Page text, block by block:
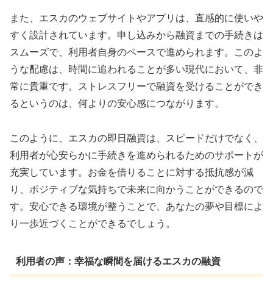
また、エスカのウェブサイトやアプリは、直感的に使いや
すく設計されています。申し込みから融資までの手続きは
スムーズで、利用者自身のペースで進められます。このよ
うな配慮は、時間に追われることが多い現代において、非
常に貴重です。ストレスフリーで融資を受けることができ
るというのは、何よりの安心感につながります。
このように、エスカの即日融資は、スピードだけでなく、
利用者が心安らかに手続きを進められるためのサポートが
充実しています。お金を借りることに対する抵抗感が減
り、ポジティブな気持ちで未来に向かうことができるので
す。安心できる環境が整うことで、あなたの夢や目標によ
り一歩近づくことができるでしょう。
利用者の声：幸福な瞬間を届けるエスカの融資